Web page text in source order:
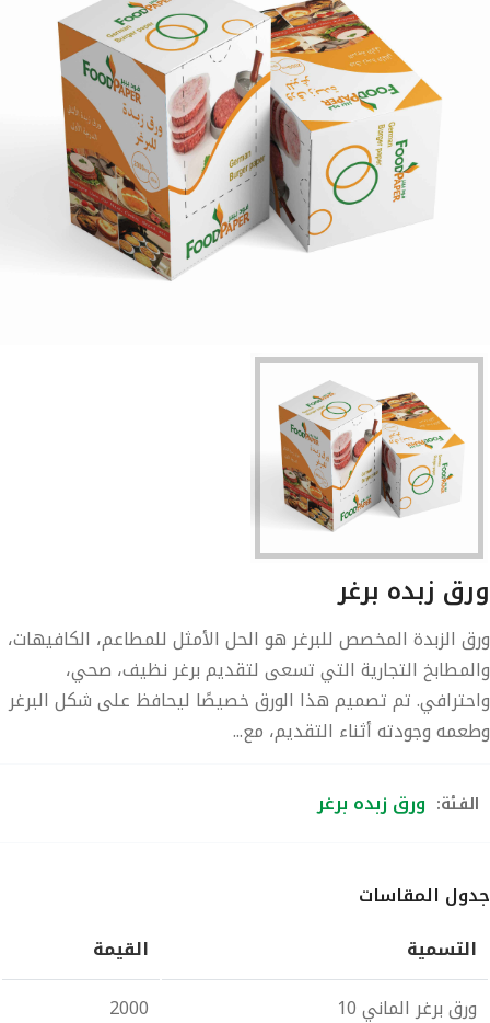
ورق زبده برغر
ورق الزبدة المخصص للبرغر هو الحل الأمثل للمطاعم، الكافيهات،
والمطابخ التجارية التي تسعى لتقديم برغر نظيف، صحي،
واحترافي. تم تصميم هذا الورق خصيصًا ليحافظ على شكل البرغر
وطعمه وجودته أثناء التقديم، مع...
الفئة: ورق زبده برغر
جدول المقاسات
التسمية
القيمة
ورق برغر الماني 10
2000